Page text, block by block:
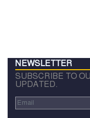
NEWSLETTER
SUBSCRIBE TO
UPDATED.